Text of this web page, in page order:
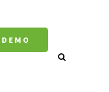
DEMO